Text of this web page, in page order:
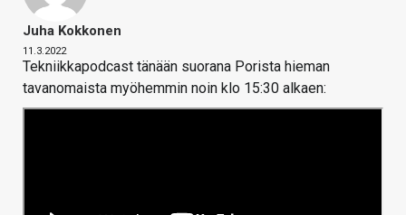
Juha Kokkonen
11.3.2022
Tekniikkapodcast tänään suorana Porista hieman
tavanomaista myöhemmin noin klo 15:30 alkaen: